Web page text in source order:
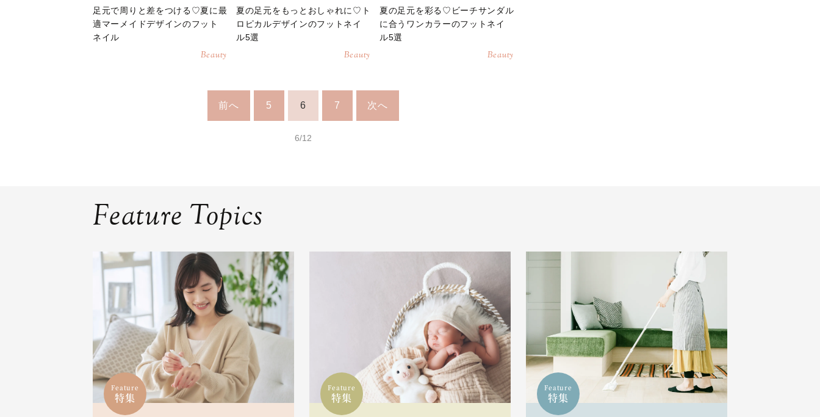
足元で周りと差をつける♡夏に最
適マーメイドデザインのフット
ネイル
Beauty
夏の足元をもっとおしゃれに♡ト
ロピカルデザインのフットネイ
ル5選
Beauty
夏の足元を彩る♡ビーチサンダル
に合うワンカラーのフットネイ
ル5選
Beauty
前へ 5 6 7 次へ
6/12
Feature Topics
Feature
特集
Feature
特集
Feature
特集